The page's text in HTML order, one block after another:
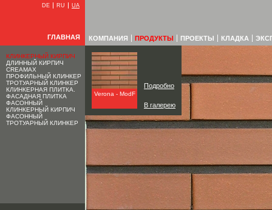
DE RU UA
ГЛАВНАЯ КОМПАНИЯ ПРОДУКТЫ ПРОЕКТЫ КЛАДКА
КЛИНКЕРНЫЙ КИРПИЧ
ДЛИННЫЙ КИРПИЧ
CREAMAX
ПРОФИЛЬНЫЙ КЛИНКЕР
ТРОТУАРНЫЙ КЛИНКЕР
КЛИНКЕРНАЯ ПЛИТКА.
ФАСАДНАЯ ПЛИТКА
ФАСОННЫЙ
КЛИНКЕРНЫЙ КИРПИЧ
ФАСОННЫЙ
ТРОТУАРНЫЙ КЛИНКЕР
Verona - ModF
Подробно
В галерею